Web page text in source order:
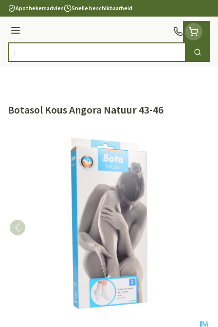
Ga naar de inhoud
Apothekersadvies Snelle beschikbaarheid
Menu
Product, merk, categorie... Zoek
Botasol Kous Angora Natuur 43-46